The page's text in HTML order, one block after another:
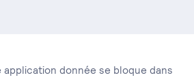
donnée se bloque dans